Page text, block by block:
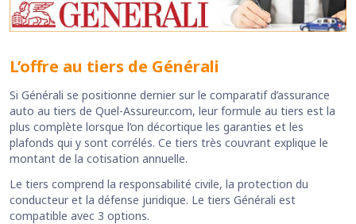
L’offre au tiers de Générali
Si Générali se positionne dernier sur le comparatif d’assurance
auto au tiers de Quel-Assureur.com, leur formule au tiers est la
plus complète lorsque l’on décortique les garanties et les
plafonds qui y sont corrélés. Ce tiers très couvrant explique le
montant de la cotisation annuelle.
Le tiers comprend la responsabilité civile, la protection du
conducteur et la défense juridique. Le tiers Générali est
compatible avec 3 options.